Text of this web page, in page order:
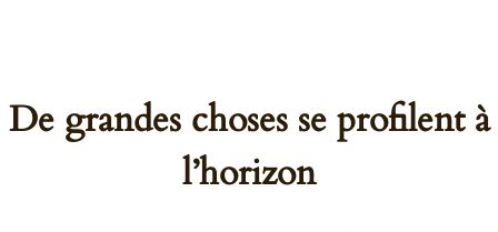
De grandes choses se profilent à
l’horizon